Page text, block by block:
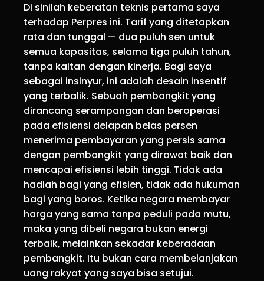
Di sinilah keberatan teknis pertama saya
terhadap Perpres ini. Tarif yang ditetapkan
rata dan tunggal — dua puluh sen untuk
semua kapasitas, selama tiga puluh tahun,
tanpa kaitan dengan kinerja. Bagi saya
sebagai insinyur, ini adalah desain insentif
yang terbalik. Sebuah pembangkit yang
dirancang serampangan dan beroperasi
pada efisiensi delapan belas persen
menerima pembayaran yang persis sama
dengan pembangkit yang dirawat baik dan
mencapai efisiensi lebih tinggi. Tidak ada
hadiah bagi yang efisien, tidak ada hukuman
bagi yang boros. Ketika negara membayar
harga yang sama tanpa peduli pada mutu,
maka yang dibeli negara bukan energi
terbaik, melainkan sekadar keberadaan
pembangkit. Itu bukan cara membelanjakan
uang rakyat yang saya bisa setujui.